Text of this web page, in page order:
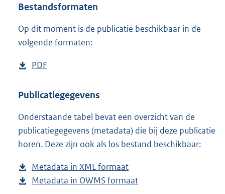
Bestandsformaten
Op dit moment is de publicatie beschikbaar in de
volgende formaten:
D
w
l
o
a
p
u
PDF
s
a
n
d
g
r
Publicatiegegevens
Onderstaande tabel bevat een overzicht van de
publicatiegegevens (metadata) die bij deze publicatie
horen. Deze zijn ook als los bestand beschikbaar:
Metadata in XML formaat
e
Metadata in OWMS formaat